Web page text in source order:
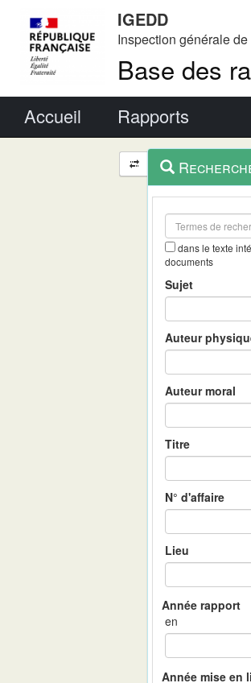
IGEDD
Inspection générale
Base des
Accueil Rapports
Navigation
et
outils
contextuel
dans le texte
documents
Sujet
Auteur
Auteur moral
Titre
N° d'affaire
Lieu
en